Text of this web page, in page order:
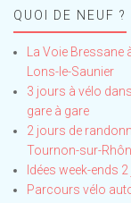
QUOI DE NEUF ?
La Voie
Lons-le-Saunier
3 jours à vélo
gare à gare
2 jours de
Tournon-sur-
Idées week-ends
Parcours vélo